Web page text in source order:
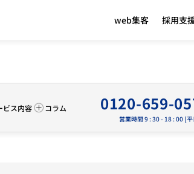
listing-partners.com/
web集客 採用支
ビス内容 コラム 0120-659-
営業時間 9 : 30 - 18 : 00 [